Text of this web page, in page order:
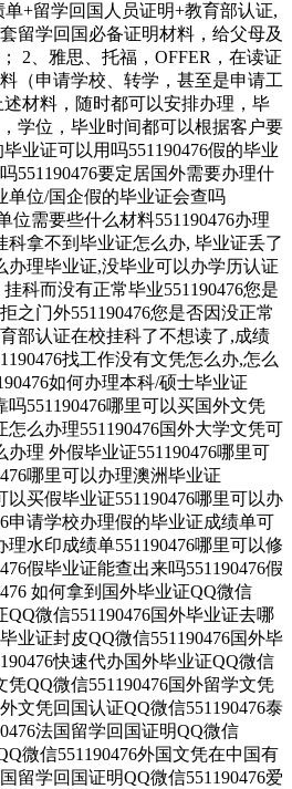
+留学回国人员证明+教育部认证,
留学回国必备证明材料，给父母及
2、雅思、托福，OFFER，在读证
（申请学校、转学，甚至是申请工
材料，随时都可以安排办理，毕
学位，毕业时间都可以根据客户要
业证可以用吗551190476假的毕业
551190476要定居国外需要办理什
单位/国企假的毕业证会查吗
位需要些什么材料551190476办理
科拿不到毕业证怎么办, 毕业证丢了
办理毕业证,没毕业可以办学历认证
科而没有正常毕业551190476您是
之门外551190476您是否因没正常
部认证在校挂科了不想读了,成绩
找工作没有文凭怎么办,怎么
如何办理本科/硕士毕业证
吗551190476哪里可以买国外文凭
怎么办理551190476国外大学文凭可
办理 外假毕业证551190476哪里可
哪里可以办理澳洲毕业证
以买假毕业证551190476哪里可以办
申请学校办理假的毕业证成绩单可
理水印成绩单551190476哪里可以修
假毕业证能查出来吗551190476假
如何拿到国外毕业证QQ微信
QQ微信551190476国外毕业证去哪
业证封皮QQ微信551190476国外毕
快速代办国外毕业证QQ微信
凭QQ微信551190476国外留学文凭
文凭回国认证QQ微信551190476泰
法国留学回国证明QQ微信
微信551190476外国文凭在中国有
留学回国证明QQ微信551190476爱